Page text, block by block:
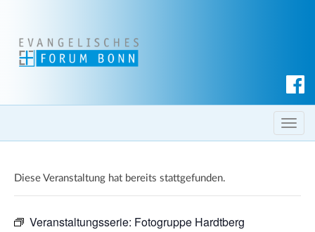
c
h T
o
l
Diese Veranstaltung hat bereits stattgefunden.
Veranstaltungsserie: Fotogruppe Hardtberg